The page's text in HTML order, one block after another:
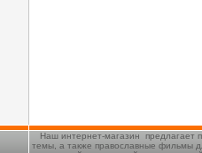
Наш интернет-магазин предлагает
темы, а также православные фильмы